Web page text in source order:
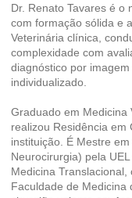
Dr. Renato Tavares é o
com formação sólida e
Veterinária clínica,
complexidade com
diagnóstico por
individualizado.
Graduado em Medicina
realizou Residência em
instituição. É Mestre
Neurocirurgia) pela
Medicina
Faculdade de Medicina